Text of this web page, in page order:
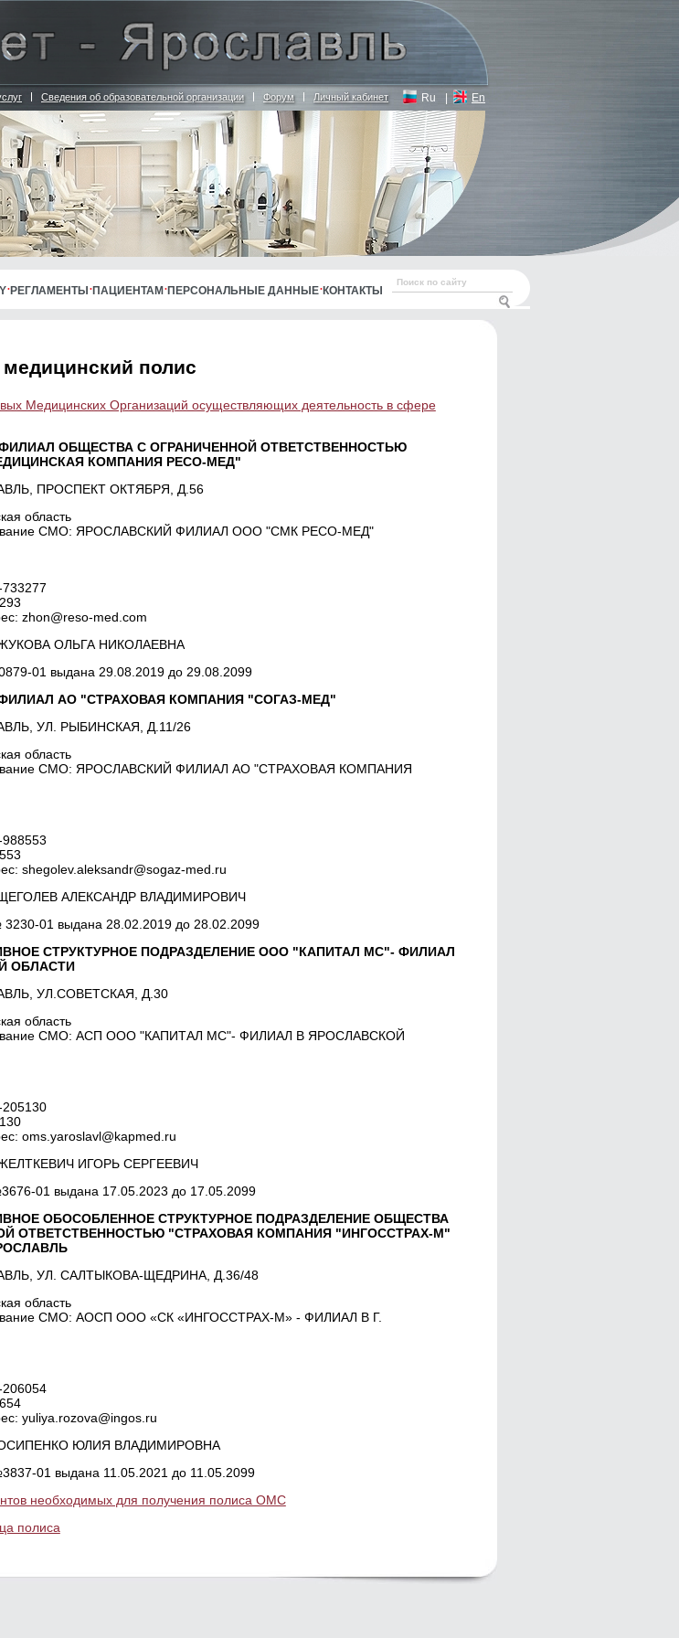
Ru En
Сведения об образовательной организации Форум Личный кабинет
РЕГЛАМЕНТЫ ПАЦИЕНТАМ ПЕРСОНАЛЬНЫЕ ДАННЫЕ КОНТАКТЫ
полис
Медицинских Организаций осуществляющих деятельность в сфере
ОБЩЕСТВА С ОГРАНИЧЕННОЙ ОТВЕТСТВЕННОСТЬЮ
КОМПАНИЯ РЕСО-МЕД"
ПРОСПЕКТ ОКТЯБРЯ, Д.56
область
СМО: ЯРОСЛАВСКИЙ ФИЛИАЛ ООО "СМК РЕСО-МЕД"
zhon@reso-med.com
ОЛЬГА НИКОЛАЕВНА
01 выдана 29.08.2019 до 29.08.2099
АО "СТРАХОВАЯ КОМПАНИЯ "СОГАЗ-МЕД"
УЛ. РЫБИНСКАЯ, Д.11/26
область
СМО: ЯРОСЛАВСКИЙ ФИЛИАЛ АО "СТРАХОВАЯ КОМПАНИЯ
shegolev.aleksandr@sogaz-med.ru
АЛЕКСАНДР ВЛАДИМИРОВИЧ
01 выдана 28.02.2019 до 28.02.2099
СТРУКТУРНОЕ ПОДРАЗДЕЛЕНИЕ ООО "КАПИТАЛ МС"- ФИЛИАЛ
ОБЛАСТИ
УЛ.СОВЕТСКАЯ, Д.30
область
СМО: АСП ООО "КАПИТАЛ МС"- ФИЛИАЛ В ЯРОСЛАВСКОЙ
oms.yaroslavl@kapmed.ru
ИГОРЬ СЕРГЕЕВИЧ
01 выдана 17.05.2023 до 17.05.2099
ОБОСОБЛЕННОЕ СТРУКТУРНОЕ ПОДРАЗДЕЛЕНИЕ ОБЩЕСТВА
ОТВЕТСТВЕННОСТЬЮ "СТРАХОВАЯ КОМПАНИЯ "ИНГОССТРАХ-М"
УЛ. САЛТЫКОВА-ЩЕДРИНА, Д.36/48
область
СМО: АОСП ООО «СК «ИНГОССТРАХ-М» - ФИЛИАЛ В Г.
yuliya.rozova@ingos.ru
ЮЛИЯ ВЛАДИМИРОВНА
01 выдана 11.05.2021 до 11.05.2099
необходимых для получения полиса ОМС
полиса